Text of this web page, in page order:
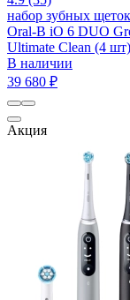
набор зубных щеток
Oral-B iO 6 DUO
Ultimate Clean (4 шт)
В наличии
39 680 ₽
Акция